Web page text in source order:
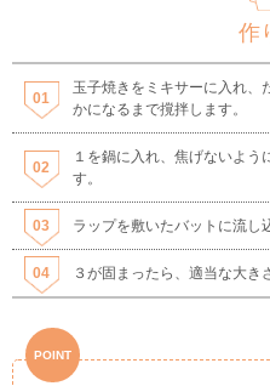
作
玉子焼きをミキサーに入れ、
かになるまで撹拌します。
１を鍋に入れ、焦げないよう
す。
ラップを敷いたバットに流し
３が固まったら、適当な大き